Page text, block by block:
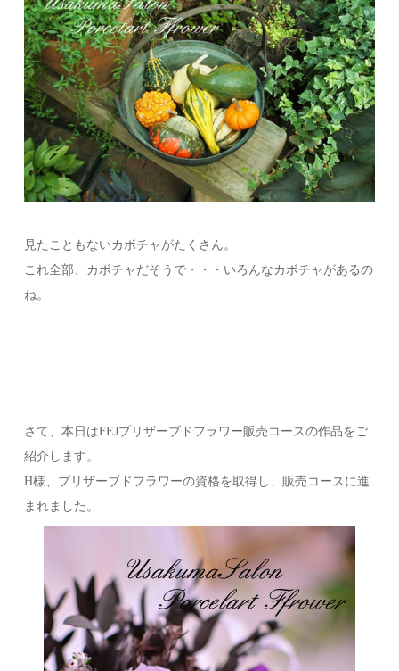
見たこともないカボチャがたくさん。
これ全部、カボチャだそうで・・・いろんなカボチャがあるの
ね。
さて、本日はFEJプリザーブドフラワー販売コースの作品をご
紹介します。
H様、プリザーブドフラワーの資格を取得し、販売コースに進
まれました。